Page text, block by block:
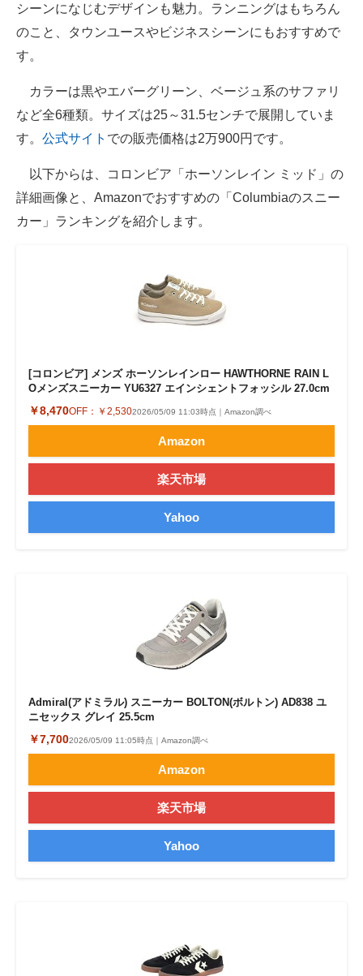
シーンになじむデザインも魅力。ランニングはもちろん
のこと、タウンユースやビジネスシーンにもおすすめで
す。
カラーは黒やエバーグリーン、ベージュ系のサファリ
など全6種類。サイズは25～31.5センチで展開していま
す。 公式サイト での販売価格は2万900円です。
以下からは、コロンビア「ホーソンレイン ミッド」の
詳細画像と、Amazonでおすすめの「Columbiaのスニー
カー」ランキングを紹介します。
[コロンビア] メンズ ホーソンレインロー HAWTHORNE RAIN L
Oメンズスニーカー YU6327 エインシェントフォッシル 27.0cm
￥8,470OFF： ￥2,5302026/05/09 11:03時点｜Amazon調べ
Amazon
楽天市場
Yahoo
Admiral(アドミラル) スニーカー BOLTON(ボルトン) AD838 ユ
ニセックス グレイ 25.5cm
￥7,7002026/05/09 11:05時点｜Amazon調べ
Amazon
楽天市場
Yahoo